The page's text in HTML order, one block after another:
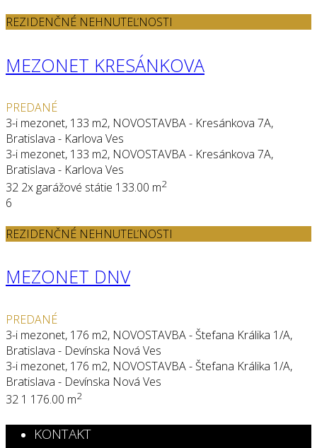
REZIDENČNÉ NEHNUTEĽNOSTI
MEZONET KRESÁNKOVA
PREDANÉ
3-i mezonet, 133 m2, NOVOSTAVBA - Kresánkova 7A,
Bratislava - Karlova Ves
3-i mezonet, 133 m2, NOVOSTAVBA - Kresánkova 7A,
Bratislava - Karlova Ves
32 2x garážové státie 133.00 m2
6
REZIDENČNÉ NEHNUTEĽNOSTI
MEZONET DNV
PREDANÉ
3-i mezonet, 176 m2, NOVOSTAVBA - Štefana Králika 1/A,
Bratislava - Devínska Nová Ves
3-i mezonet, 176 m2, NOVOSTAVBA - Štefana Králika 1/A,
Bratislava - Devínska Nová Ves
32 1 176.00 m2
KONTAKT